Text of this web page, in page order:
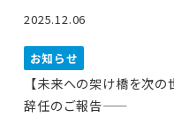
2025.12.06
お知らせ
【未来への架け橋を次の
辞任のご報告――